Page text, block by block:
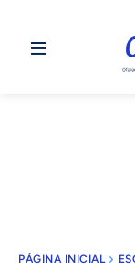
PÁGINA INICIAL